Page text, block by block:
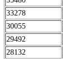
33278
30055
29492
28132